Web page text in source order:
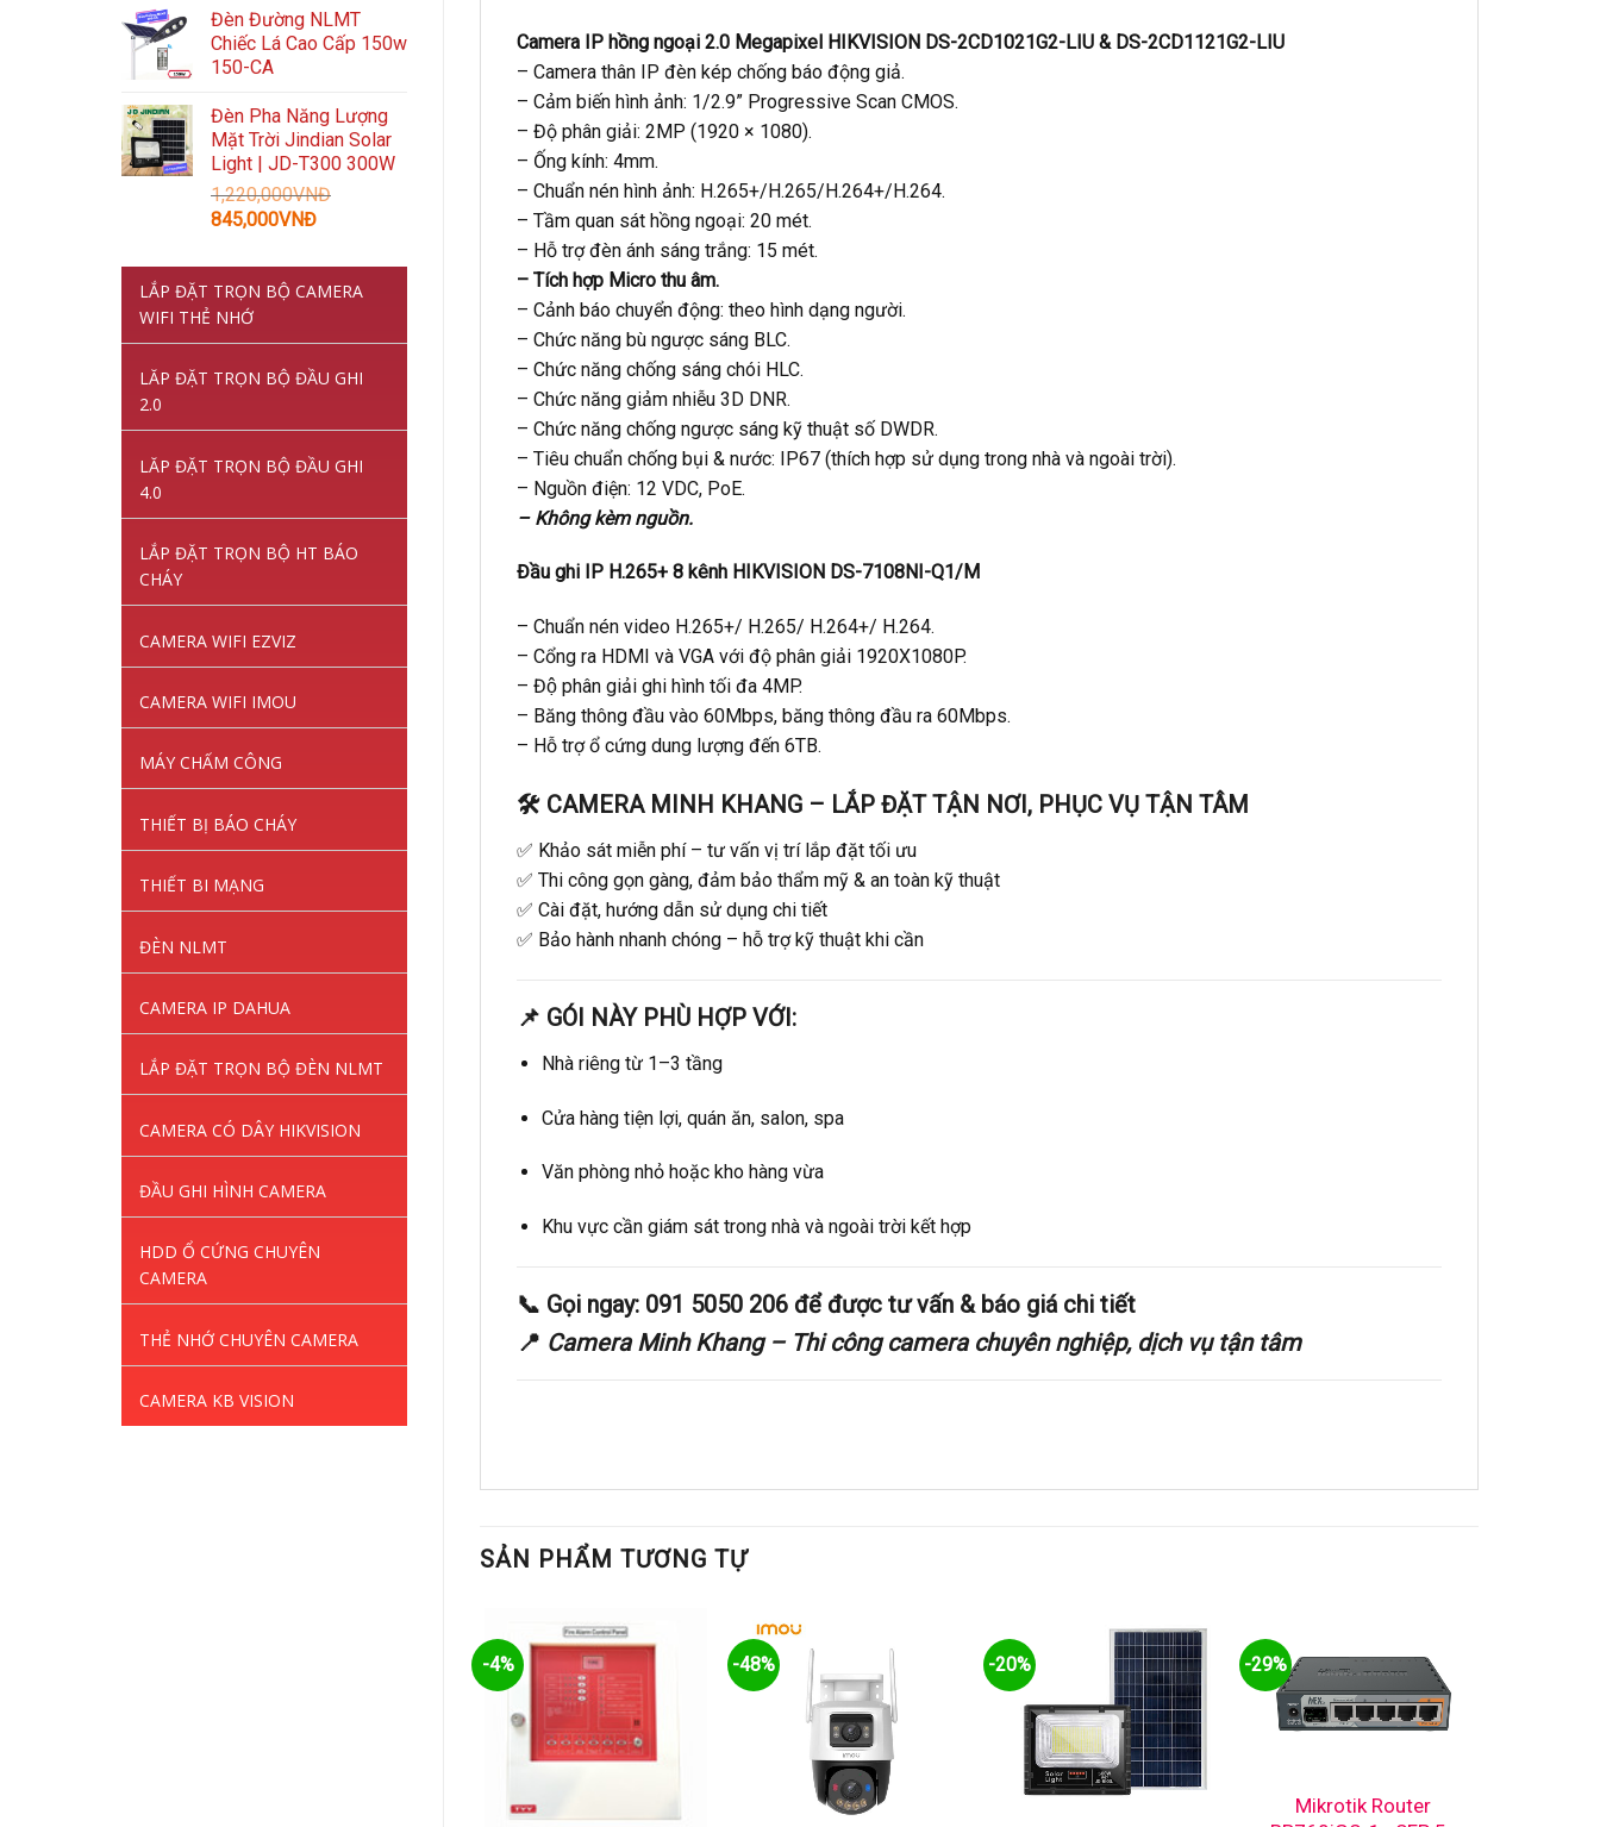
là:
2,150,000VNĐ.
tại
là:
Đèn Đường NLMT
Chiếc Lá Cao Cấp 150w
150-CA
Đèn Pha Năng Lượng
Mặt Trời Jindian Solar
Light | JD-T300 300W
1,220,000VNĐ
Giá
là:
1,220,000VNĐ.
845,000VNĐGiá
tại
là:
LẮP ĐẶT TRỌN BỘ CAMERA
WIFI THẺ NHỚ
LĂP ĐẶT TRỌN BỘ ĐẦU GHI
2.0
LĂP ĐẶT TRỌN BỘ ĐẦU GHI
4.0
LẮP ĐẶT TRỌN BỘ HT BÁO
CHÁY
CAMERA WIFI EZVIZ
CAMERA WIFI IMOU
MÁY CHẤM CÔNG
THIẾT BỊ BÁO CHÁY
THIẾT BI MẠNG
ĐÈN NLMT
CAMERA IP DAHUA
LẮP ĐẶT TRỌN BỘ ĐÈN NLMT
CAMERA CÓ DÂY HIKVISION
ĐẦU GHI HÌNH CAMERA
HDD Ổ CỨNG CHUYÊN
CAMERA
THẺ NHỚ CHUYÊN CAMERA
CAMERA KB VISION
Camera IP hồng ngoại 2.0 Megapixel HIKVISION DS-2CD1021G2-LIU & DS-2CD1121G2-LIU
– Camera thân IP đèn kép chống báo động giả.
– Cảm biến hình ảnh: 1/2.9” Progressive Scan CMOS.
– Độ phân giải: 2MP (1920 × 1080).
– Ống kính: 4mm.
– Chuẩn nén hình ảnh: H.265+/H.265/H.264+/H.264.
– Tầm quan sát hồng ngoại: 20 mét.
– Hỗ trợ đèn ánh sáng trắng: 15 mét.
– Tích hợp Micro thu âm.
– Cảnh báo chuyển động: theo hình dạng người.
– Chức năng bù ngược sáng BLC.
– Chức năng chống sáng chói HLC.
– Chức năng giảm nhiễu 3D DNR.
– Chức năng chống ngược sáng kỹ thuật số DWDR.
– Tiêu chuẩn chống bụi & nước: IP67 (thích hợp sử dụng trong nhà và ngoài trời).
– Nguồn điện: 12 VDC, PoE.
– Không kèm nguồn.
Đầu ghi IP H.265+ 8 kênh HIKVISION DS-7108NI-Q1/M
– Chuẩn nén video H.265+/ H.265/ H.264+/ H.264.
– Cổng ra HDMI và VGA với độ phân giải 1920X1080P.
– Độ phân giải ghi hình tối đa 4MP.
– Băng thông đầu vào 60Mbps, băng thông đầu ra 60Mbps.
– Hỗ trợ ổ cứng dung lượng đến 6TB.
🛠️ CAMERA MINH KHANG – LẮP ĐẶT TẬN NƠI, PHỤC VỤ TẬN TÂM
✅ Khảo sát miễn phí – tư vấn vị trí lắp đặt tối ưu
✅ Thi công gọn gàng, đảm bảo thẩm mỹ & an toàn kỹ thuật
✅ Cài đặt, hướng dẫn sử dụng chi tiết
✅ Bảo hành nhanh chóng – hỗ trợ kỹ thuật khi cần
📌 GÓI NÀY PHÙ HỢP VỚI:
Nhà riêng từ 1–3 tầng
Cửa hàng tiện lợi, quán ăn, salon, spa
Văn phòng nhỏ hoặc kho hàng vừa
Khu vực cần giám sát trong nhà và ngoài trời kết hợp
📞 Gọi ngay: 091 5050 206 để được tư vấn & báo giá chi tiết
📍 Camera Minh Khang – Thi công camera chuyên nghiệp, dịch vụ tận tâm
SẢN PHẨM TƯƠNG TỰ
-4% -48% -20% -29%
Mikrotik Router